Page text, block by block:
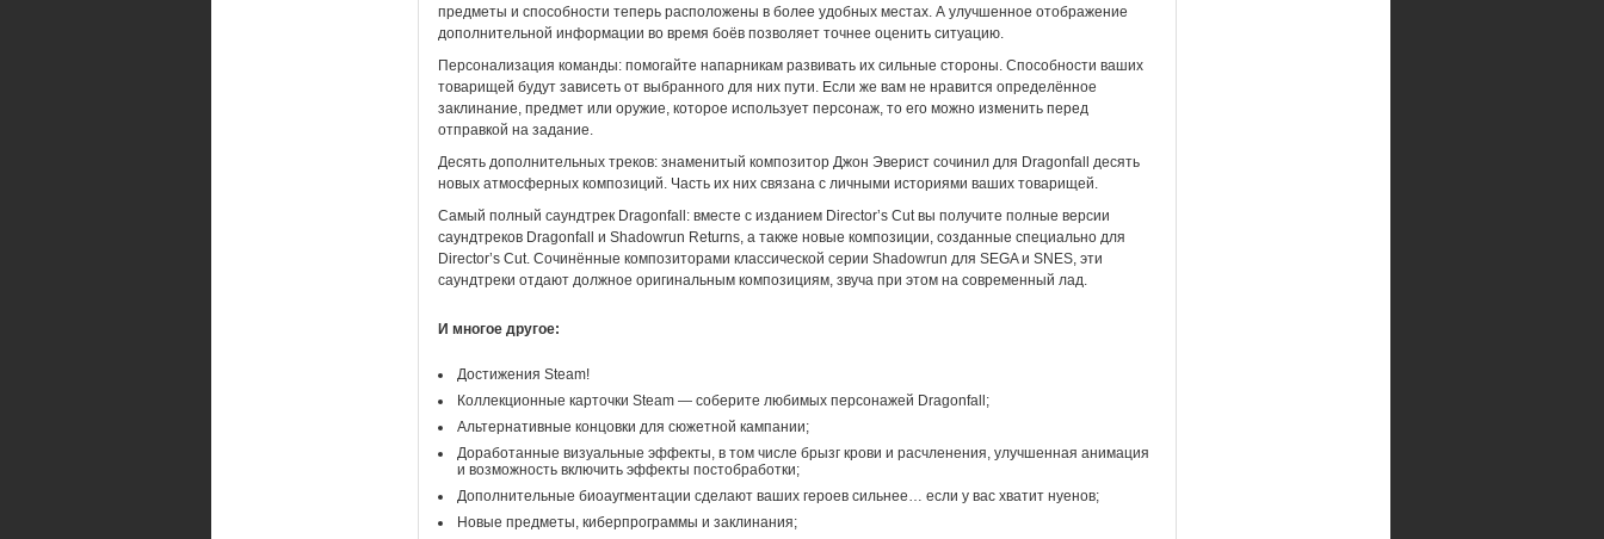
предметы и способности теперь расположены в более удобных местах. А улучшенное отображение
дополнительной информации во время боёв позволяет точнее оценить ситуацию.
Персонализация команды: помогайте напарникам развивать их сильные стороны. Способности ваших
товарищей будут зависеть от выбранного для них пути. Если же вам не нравится определённое
заклинание, предмет или оружие, которое использует персонаж, то его можно изменить перед
отправкой на задание.
Десять дополнительных треков: знаменитый композитор Джон Эверист сочинил для Dragonfall десять
новых атмосферных композиций. Часть их них связана с личными историями ваших товарищей.
Самый полный саундтрек Dragonfall: вместе с изданием Director’s Cut вы получите полные версии
саундтреков Dragonfall и Shadowrun Returns, а также новые композиции, созданные специально для
Director’s Cut. Сочинённые композиторами классической серии Shadowrun для SEGA и SNES, эти
саундтреки отдают должное оригинальным композициям, звуча при этом на современный лад.
И многое другое:
Достижения Steam!
Коллекционные карточки Steam — соберите любимых персонажей Dragonfall;
Альтернативные концовки для сюжетной кампании;
Доработанные визуальные эффекты, в том числе брызг крови и расчленения, улучшенная анимация
и возможность включить эффекты постобработки;
Дополнительные биоаугментации сделают ваших героев сильнее… если у вас хватит нуенов;
Новые предметы, киберпрограммы и заклинания;